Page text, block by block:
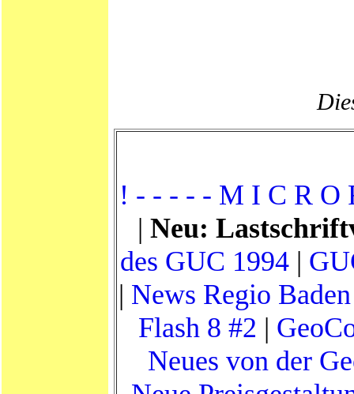
! - - - - - M I C R O
| Neu:
des GUC 1994 |
| News Regio Baden
Flash 8 #2 |
Neues von der